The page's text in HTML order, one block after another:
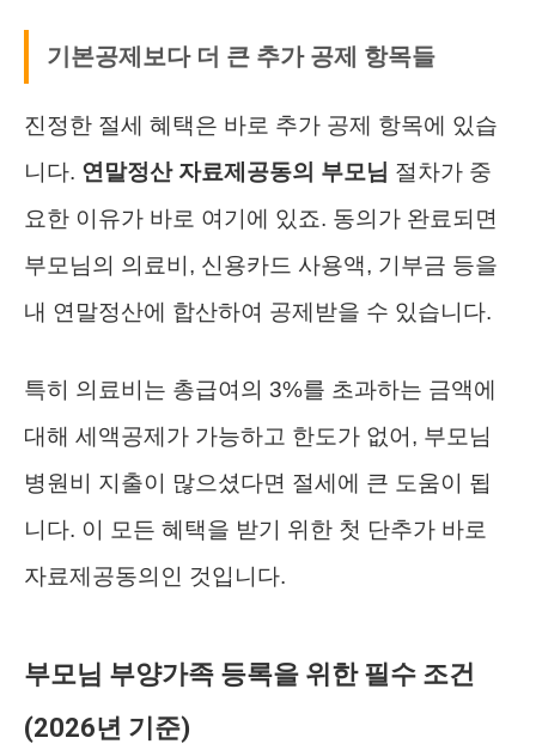
기본공제보다 더 큰 추가 공제 항목들
진정한 절세 혜택은 바로 추가 공제 항목에 있습
니다. 연말정산 자료제공동의 부모님 절차가 중
요한 이유가 바로 여기에 있죠. 동의가 완료되면
부모님의 의료비, 신용카드 사용액, 기부금 등을
내 연말정산에 합산하여 공제받을 수 있습니다.
특히 의료비는 총급여의 3%를 초과하는 금액에
대해 세액공제가 가능하고 한도가 없어, 부모님
병원비 지출이 많으셨다면 절세에 큰 도움이 됩
니다. 이 모든 혜택을 받기 위한 첫 단추가 바로
자료제공동의인 것입니다.
부모님 부양가족 등록을 위한 필수 조건
(2026년 기준)